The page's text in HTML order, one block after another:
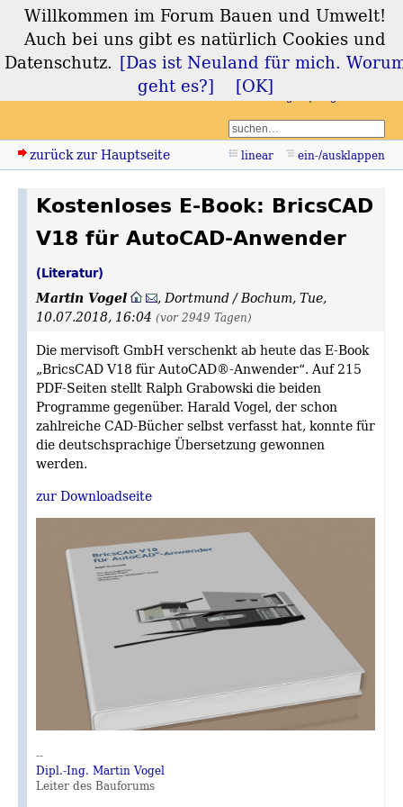
Forum Bauen und
Umwelt
zurück zur Hauptseite linear ein-/ausklappen
Kostenloses E-Book: BricsCAD
V18 für AutoCAD-Anwender
(Literatur)
Martin Vogel ,Dortmund / Bochum,Tue,
10.07.2018, 16:04 (vor 2949 Tagen)
Die mervisoft GmbH verschenkt ab heute das E-Book
„BricsCAD V18 für AutoCAD®-Anwender“. Auf 215
PDF-Seiten stellt Ralph Grabowski die beiden
Programme gegenüber. Harald Vogel, der schon
zahlreiche CAD-Bücher selbst verfasst hat, konnte für
die deutschsprachige Übersetzung gewonnen
werden.
zur Downloadseite
--
Dipl.-Ing. Martin Vogel
Leiter des Bauforums
Willkommen im Forum Bauen und Umwelt!
Auch bei uns gibt es natürlich Cookies und
Datenschutz. [Das ist Neuland für mich.
geht es?]
[OK]